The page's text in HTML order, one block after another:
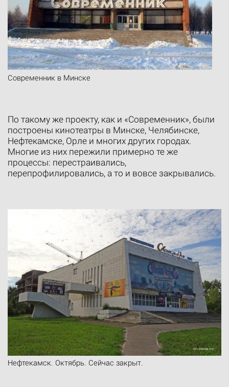
Современник в Минске
По такому же проекту, как и «Современник», были
построены кинотеатры в Минске, Челябинске,
Нефтекамске, Орле и многих других городах.
Многие из них пережили примерно те же
процессы: перестраивались,
перепрофилировались, а то и вовсе закрывались.
Нефтекамск. Октябрь. Сейчас закрыт.